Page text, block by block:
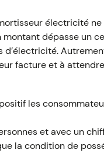
électricité
dépasse un
facture et à
les
et avec un
la condition de